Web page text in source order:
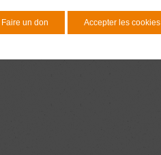
Faire un don Accepter les cookies